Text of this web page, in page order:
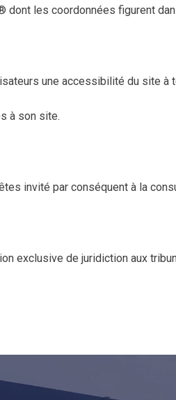
les coordonnées figurent
une accessibilité du site
à son site.
invité par conséquent à la
de juridiction aux